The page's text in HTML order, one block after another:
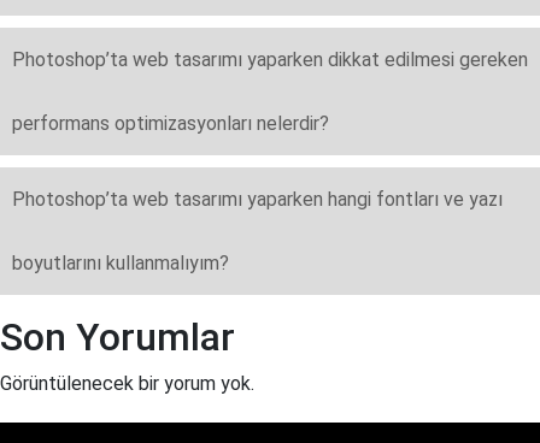
Photoshop’ta web tasarımı yaparken dikkat edilmesi gereken
performans optimizasyonları nelerdir?
Photoshop’ta web tasarımı yaparken hangi fontları ve yazı
boyutlarını kullanmalıyım?
Son Yorumlar
Görüntülenecek bir yorum yok.